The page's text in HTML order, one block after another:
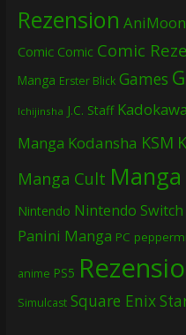
Rezension
Comic Comic Comic
Manga Erster Blick Games
Ichijinsha J.C. Staff Kadokawa
Manga Kodansha KSM
Manga Cult
Nintendo Nintendo Switch
Panini Manga PC
anime PS5
Simulcast Square Enix